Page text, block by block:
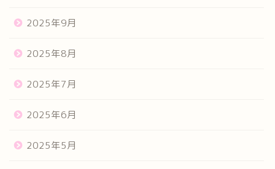
2025年9月
2025年8月
2025年7月
2025年6月
2025年5月